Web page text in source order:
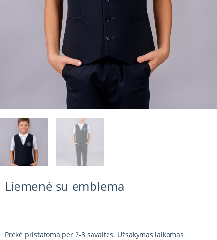
Liemenė su emblema
Prekė pristatoma per 2-3 savaites. Užsakymas laikomas